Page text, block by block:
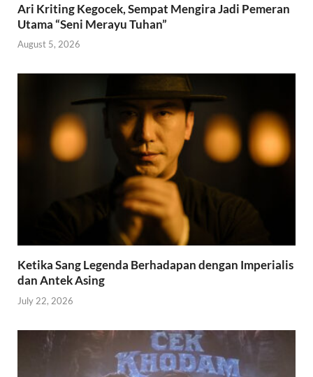
Ari Kriting Kegocek, Sempat Mengira Jadi Pemeran
Utama “Seni Merayu Tuhan”
August 5, 2026
Ketika Sang Legenda Berhadapan dengan Imperialis
dan Antek Asing
July 22, 2026